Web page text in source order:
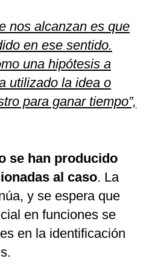
nos alcanzan es que
en ese sentido.
una hipótesis a
utilizado la idea o
para ganar tiempo”,
se han producido
al caso. La
y se espera que
en funciones se
en la identificación